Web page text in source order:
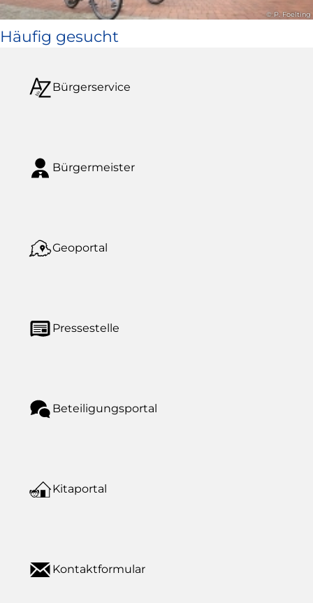
© P. Foelting
Häufig gesucht
Bürgerservice
Bürgermeister
Geoportal
Pressestelle
Beteiligungsportal
Kitaportal
Kontaktformular